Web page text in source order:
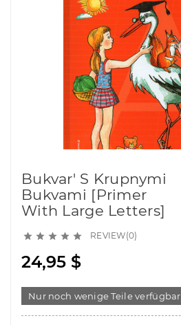
Bukvar' S Krupnymi
Bukvami [Primer
With Large Letters]
     REVIEW(0)
24,95 $
Nur noch wenige Teile verfügbar